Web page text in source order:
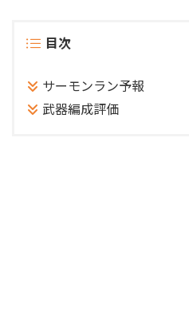
目次
サーモンラン予報
武器編成評価